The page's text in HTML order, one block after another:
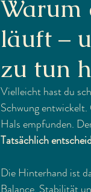
Warum
läuft –
zu tun
Vielleicht hast du
Schwung
Hals empfunden.
Tatsächlich
Die Hinterhand ist